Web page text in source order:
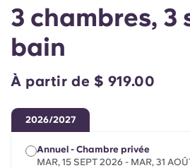
Chinese
Se connecter
3 chambres, 3
bain
À partir de $ 919.00
2026/2027
Annuel - Chambre privée
MAR, 15 SEPT 2026 - MAR, 31